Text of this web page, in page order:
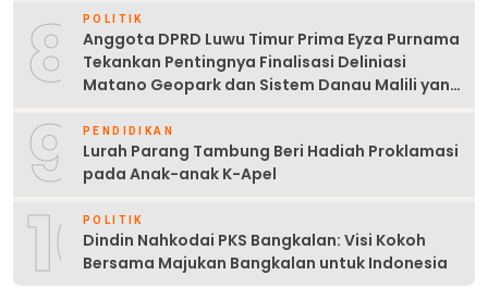
8 POLITIK
Anggota DPRD Luwu Timur Prima Eyza Purnama
Tekankan Pentingnya Finalisasi Deliniasi
Matano Geopark dan Sistem Danau Malili yang
9 PENDIDIKAN
Lurah Parang Tambung Beri Hadiah Proklamasi
pada Anak-anak K-Apel
10POLITIK
Dindin Nahkodai PKS Bangkalan: Visi Kokoh
Bersama Majukan Bangkalan untuk Indonesia